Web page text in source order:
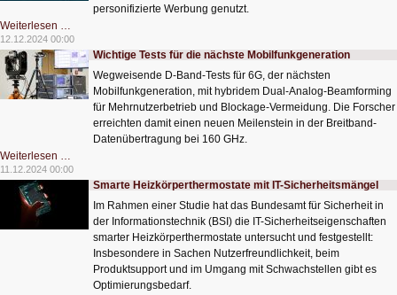
personifizierte Werbung genutzt.
Weiterlesen …
Spion
im
Wohnzimmer
12.12.2024 00:00
Wichtige Tests für die nächste Mobilfunkgeneration
Wegweisende D-Band-Tests für 6G, der nächsten
Mobilfunkgeneration, mit hybridem Dual-Analog-Beamforming
für Mehrnutzerbetrieb und Blockage-Vermeidung. Die Forscher
erreichten damit einen neuen Meilenstein in der Breitband-
Datenübertragung bei 160 GHz.
Weiterlesen …
Tests
für
Mobilfunkgeneration
11.12.2024 00:00
Smarte Heizkörperthermostate mit IT-Sicherheitsmängel
Im Rahmen einer Studie hat das Bundesamt für Sicherheit in
der Informationstechnik (BSI) die IT-Sicherheitseigenschaften
smarter Heizkörperthermostate untersucht und festgestellt:
Insbesondere in Sachen Nutzerfreundlichkeit, beim
Produktsupport und im Umgang mit Schwachstellen gibt es
Optimierungsbedarf.